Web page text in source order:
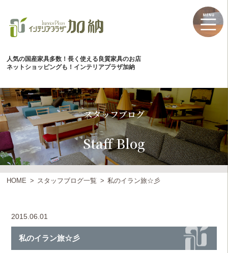
人気の国産家具多数！長く使える良質家具のお店
ネットショッピングも！インテリアプラザ加納
スタッフブログ
Staff Blog
HOME スタッフブログ一覧 私のイラン旅☆彡
2015.06.01
私のイラン旅☆彡